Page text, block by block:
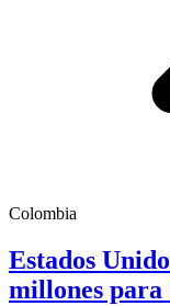
Colombia
Estados
millones para